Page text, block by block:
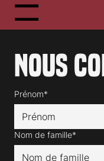
Menu
Nous
Prénom*
Nom de famille*